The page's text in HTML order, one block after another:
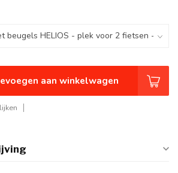
aan winkelwagen